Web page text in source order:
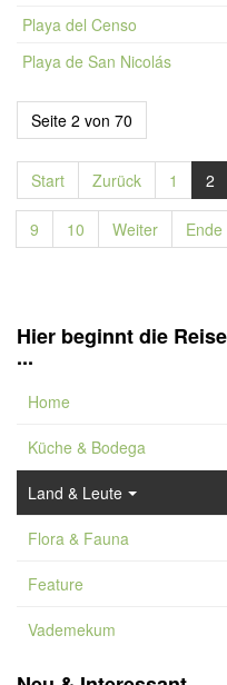
Playa del Censo
Playa de San Nicolás
Seite 2 von 70
Start Zurück 1 2
9 10 Weiter Ende
Hier beginnt die Reise
...
Home
Küche & Bodega
Land & Leute
Flora & Fauna
Feature
Vademekum